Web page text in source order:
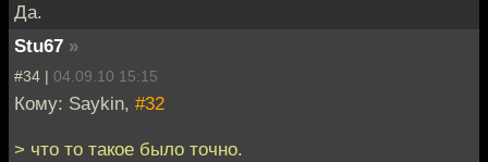
Да.
Stu67 »
#34 | 04.09.10 15:15
Кому: Saykin, #32
> что то такое было точно.